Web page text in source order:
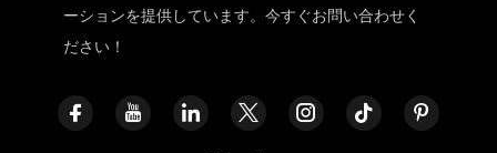
ーションを提供しています。今すぐお問い合わせく
ださい！